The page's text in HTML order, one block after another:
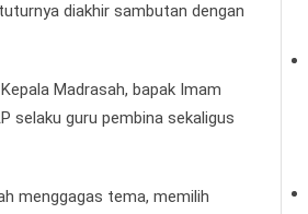
diakhir sambutan dengan
Madrasah, bapak Imam
selaku guru pembina sekaligus
menggagas tema, memilih